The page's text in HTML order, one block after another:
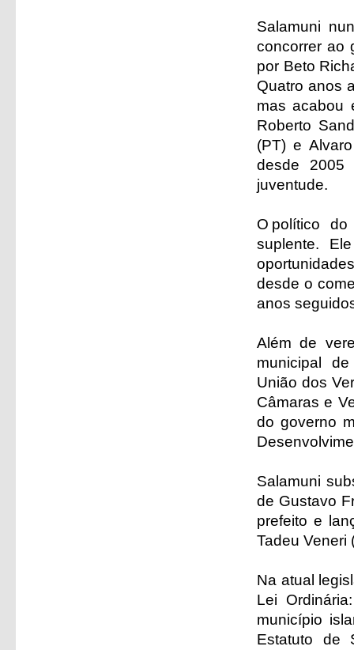
Salamuni
concorrer ao
por Beto
Quatro anos
mas acabou
Roberto
(PT) e
desde
juventude.
O político
suplente.
desde o
anos
Além de
municipal
União dos
Câmaras e
do governo
Salamuni
de Gustavo
prefeito e
Tadeu Veneri
Na atual
Lei
município
Estatuto de